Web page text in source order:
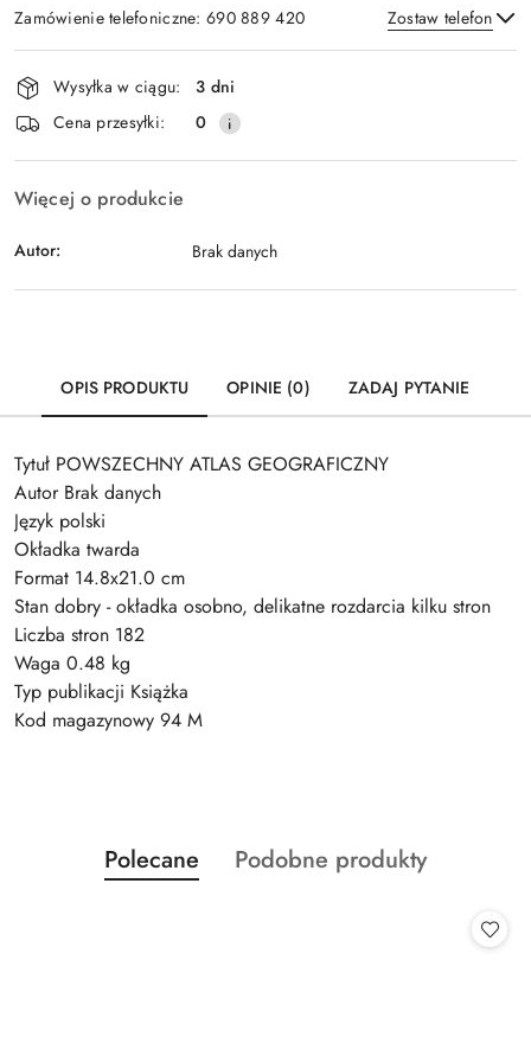
Zamówienie telefoniczne: 690 889 420 Zostaw telefon
Wyślij
Dostępność
i
dostawa
Wysyłka w ciągu:
3 dni
Cena przesyłki:
0
Więcej o produkcie
Autor: Brak danych
OPIS PRODUKTU OPINIE (0) ZADAJ PYTANIE
Tytuł POWSZECHNY ATLAS GEOGRAFICZNY
Autor Brak danych
Język polski
Okładka twarda
Format 14.8x21.0 cm
Stan dobry - okładka osobno, delikatne rozdarcia kilku stron
Liczba stron 182
Waga 0.48 kg
Typ publikacji Książka
Kod magazynowy 94 M
Pomiń karuzelę produktów
Produkty
o
Polecane
Produkty
Podobne produkty